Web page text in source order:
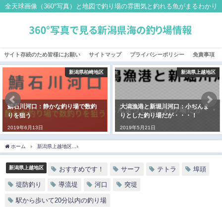
全天球画像（360°写真）と地図で釣り場の雰囲気と釣れる魚がまるわかり
サイト存続のため皆様にお願い サイトマップ プライバシーポリシー 免責事項
新潟県上越地区
大潟漁港と新堀川河口：小ぢんま
りとした釣り場だが・・・！
2019年5月21日
新潟県糸魚川地区
梶屋敷堤防：駅から徒歩5分。電車
移動でアオリイカを狙うならこ
こ！
ホーム 新潟県上越地区
新潟県上越地区 おすすめです！ サーフ テトラ 埠頭
堤防釣り 導流堤 河口 突堤
駅から歩いて20分以内の釣り場